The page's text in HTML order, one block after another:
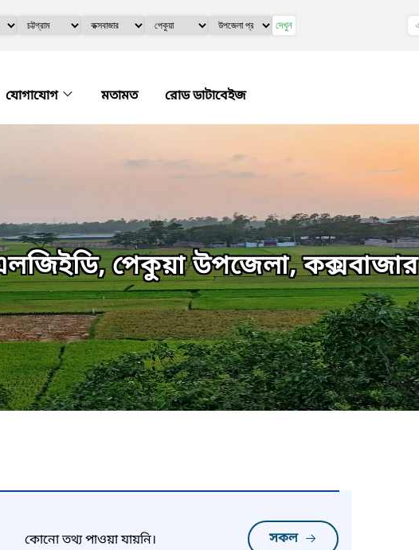
দেখুন
যোগাযোগ মতামত রোড ডাটাবেইজ
পেকুয়া উপজেলা, কক্সবাজার
সকল
কোনো তথ্য পাওয়া যায়নি।